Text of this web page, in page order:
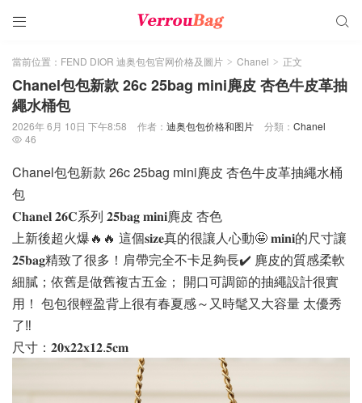
 
當前位置： FEND DIOR 迪奥包包官网价格及圖片 > Chanel > 正文
Chanel包包新款 26c 25bag mini麂皮 杏色牛皮革抽
繩水桶包
2026年 6月 10日 下午8:58 作者： 迪奥包包价格和图片 分類： Chanel
 46
Chanel包包新款 26c 25bag mini麂皮 杏色牛皮革抽繩水桶
包
𝐂𝐡𝐚𝐧𝐞𝐥 𝟐𝟔𝐂系列 𝟐𝟓𝐛𝐚𝐠 𝐦𝐢𝐧𝐢麂皮 杏色
上新後超火爆🔥🔥 這個𝐬𝐢𝐳𝐞真的很讓人心動🤩 𝐦𝐢𝐧𝐢的尺寸讓
𝟐𝟓𝐛𝐚𝐠精致了很多！肩帶完全不卡足夠長✔️ 麂皮的質感柔軟
細膩；依舊是做舊複古五金； 開口可調節的抽繩設計很實
用！ 包包很輕盈背上很有春夏感～又時髦又大容量 太優秀
了‼️
尺寸：𝟐𝟎𝐱𝟐𝟐𝐱𝟏𝟐.𝟓𝐜𝐦